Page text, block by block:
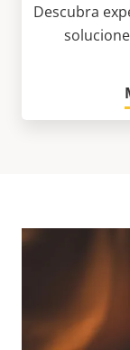
Descubra